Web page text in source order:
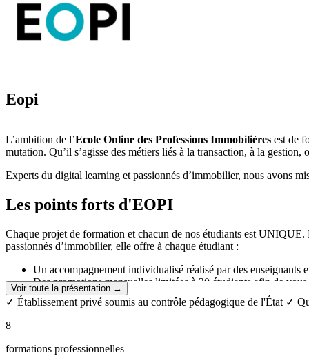
Eopi
L’ambition de l’Ecole Online des Professions Immobilières est de
mutation. Qu’il s’agisse des métiers liés à la transaction, à la
Experts du digital learning et passionnés d’immobilier, nous avons
Les points forts d'EOPI
Chaque projet de formation et chacun de nos étudiants est UNIQUE.
passionnés d’immobilier, elle offre à chaque étudiant :
Un accompagnement individualisé réalisé par des enseignants
Des promotions mensuelles limitées à 30 étudiants afin de
La disponibilité d’une équipe pédagogique, joignable 7 jours /
besoins.
Voir toute la présentation →
✓ Établissement privé soumis au contrôle pédagogique de l'État ✓
8
formations professionnelles